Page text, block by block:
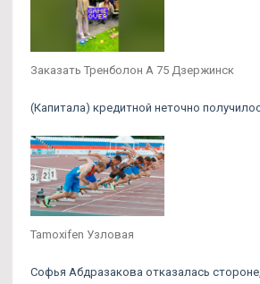
Заказать Тренболон A 75 Дзержинск
(Капитала) кредитной неточно
Tamoxifen Узловая
Софья Абдразакова отказалась